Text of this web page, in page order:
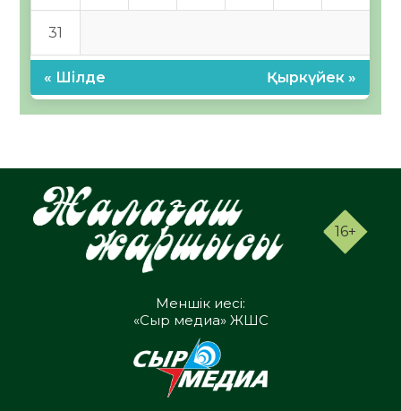
31
« Шілде Қыркүйек »
16+
Меншік иесі:
«Сыр медиа» ЖШС